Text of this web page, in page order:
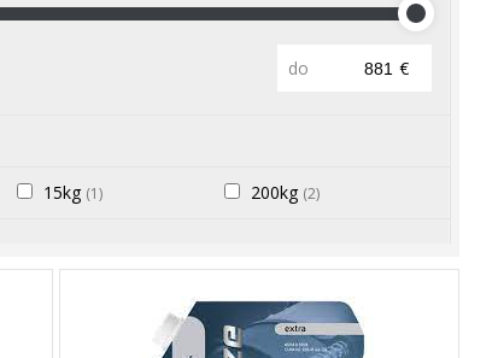
do €
15kg (1) 200kg (2)